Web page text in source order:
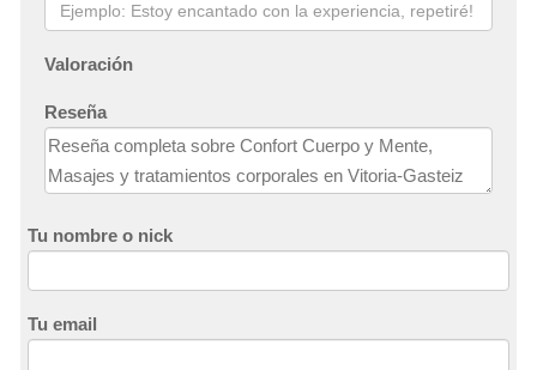
Valoración
Reseña
Tu nombre o nick
Tu email